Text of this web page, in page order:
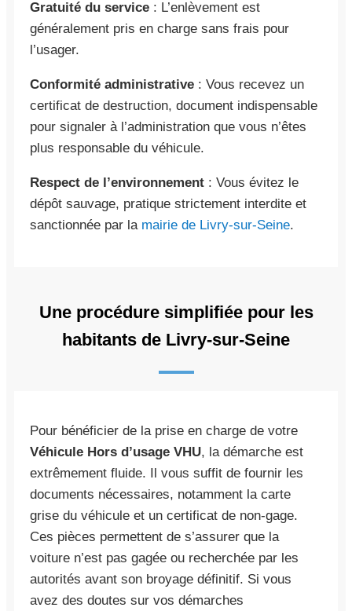
Gratuité du service : L’enlèvement est
généralement pris en charge sans frais pour
l’usager.
Conformité administrative : Vous recevez un
certificat de destruction, document indispensable
pour signaler à l’administration que vous n’êtes
plus responsable du véhicule.
Respect de l’environnement : Vous évitez le
dépôt sauvage, pratique strictement interdite et
sanctionnée par la mairie de Livry-sur-Seine.
Une procédure simplifiée pour les
habitants de Livry-sur-Seine
Pour bénéficier de la prise en charge de votre
Véhicule Hors d’usage VHU, la démarche est
extrêmement fluide. Il vous suffit de fournir les
documents nécessaires, notamment la carte
grise du véhicule et un certificat de non-gage.
Ces pièces permettent de s’assurer que la
voiture n’est pas gagée ou recherchée par les
autorités avant son broyage définitif. Si vous
avez des doutes sur vos démarches